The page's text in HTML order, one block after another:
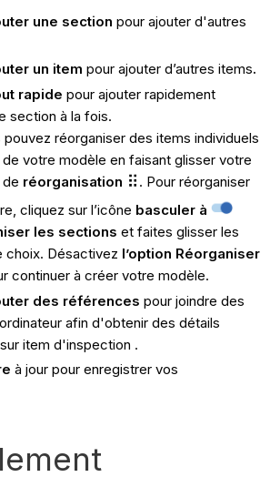
une section pour ajouter d'autres
un item pour ajouter d’autres items.
rapide pour ajouter rapidement
section à la fois.
réorganiser des items individuels
votre modèle en faisant glisser votre
réorganisation
. Pour réorganiser
cliquez sur l’icône basculer à
les sections et faites glisser les
choix. Désactivez l’option Réorganiser
continuer à créer votre modèle.
des références pour joindre des
afin d'obtenir des détails
item d'inspection .
à jour pour enregistrer vos